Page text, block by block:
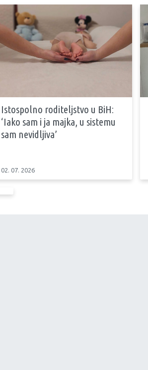
Istospolno roditeljstvo u BiH:
‘Iako sam i ja majka, u sistemu
sam nevidljiva’
02. 07. 2026